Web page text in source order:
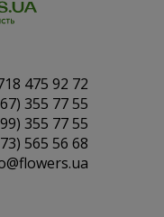
475 92 72
355 77 55
355 77 55
565 56 68